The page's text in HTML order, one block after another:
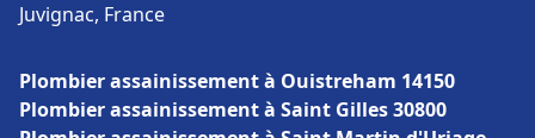
Juvignac, France
Plombier assainissement à Ouistreham 14150
Plombier assainissement à Saint Gilles 30800